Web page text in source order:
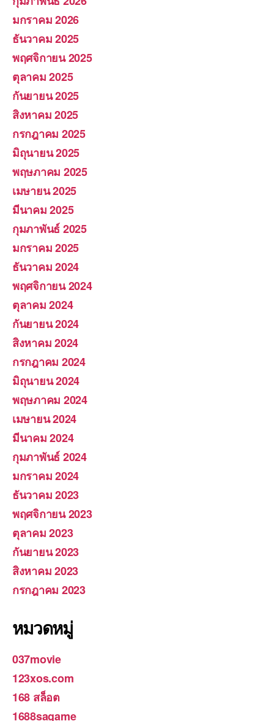
มกราคม 2026
ธันวาคม 2025
พฤศจิกายน 2025
ตุลาคม 2025
กันยายน 2025
สิงหาคม 2025
กรกฎาคม 2025
มิถุนายน 2025
พฤษภาคม 2025
เมษายน 2025
มีนาคม 2025
กุมภาพันธ์ 2025
มกราคม 2025
ธันวาคม 2024
พฤศจิกายน 2024
ตุลาคม 2024
กันยายน 2024
สิงหาคม 2024
กรกฎาคม 2024
มิถุนายน 2024
พฤษภาคม 2024
เมษายน 2024
มีนาคม 2024
กุมภาพันธ์ 2024
มกราคม 2024
ธันวาคม 2023
พฤศจิกายน 2023
ตุลาคม 2023
กันยายน 2023
สิงหาคม 2023
กรกฎาคม 2023
หมวดหมู่
037movie
123xos.com
168 สล็อต
1688sagame